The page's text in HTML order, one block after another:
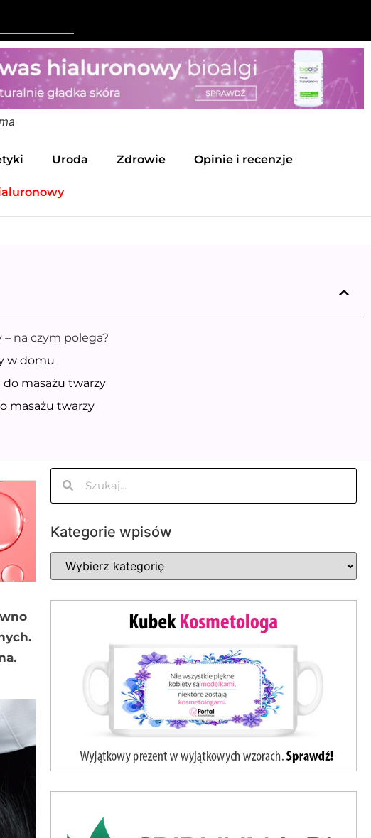
Uroda Zdrowie Opinie i recenzje
– na czym polega?
w domu
do masażu twarzy
masażu twarzy
Kategorie wpisów